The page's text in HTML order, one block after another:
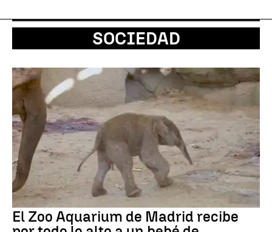
SOCIEDAD
El Zoo Aquarium de Madrid recibe